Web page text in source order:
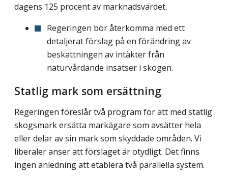
dagens 125 procent av marknadsvärdet.
Regeringen bör återkomma med ett
detaljerat förslag på en förändring av
beskatt­ningen av intäkter från
naturvårdande insatser i skogen.
Statlig mark som ersättning
Regeringen föreslår två program för att med statlig
skogsmark ersätta markägare som avsätter hela
eller delar av sin mark som skyddade områden. Vi
liberaler anser att förslaget är otydligt. Det finns
ingen anledning att etablera två parallella system.